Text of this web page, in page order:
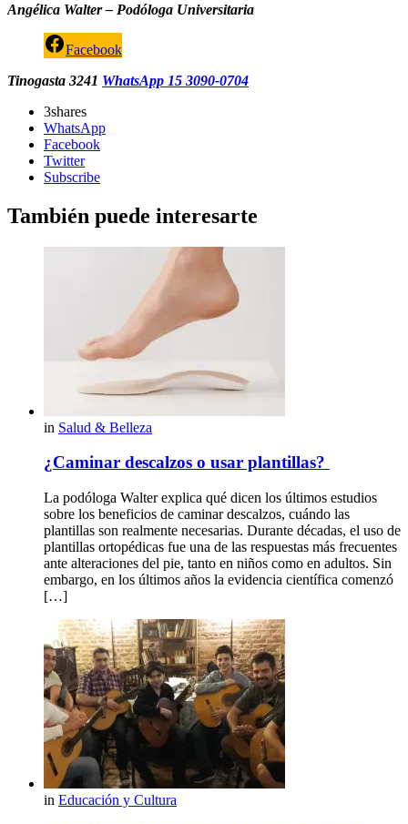
Angélica Walter – Podóloga Universitaria
Facebook
Tinogasta 3241 WhatsApp 15 3090-0704
3shares
WhatsApp
Facebook
Twitter
Subscribe
También puede interesarte
in Salud & Belleza
¿Caminar descalzos o usar plantillas?
La podóloga Walter explica qué dicen los últimos estudios
sobre los beneficios de caminar descalzos, cuándo las
plantillas son realmente necesarias. Durante décadas, el uso de
plantillas ortopédicas fue una de las respuestas más frecuentes
ante alteraciones del pie, tanto en niños como en adultos. Sin
embargo, en los últimos años la evidencia científica comenzó
[…]
in Educación y Cultura